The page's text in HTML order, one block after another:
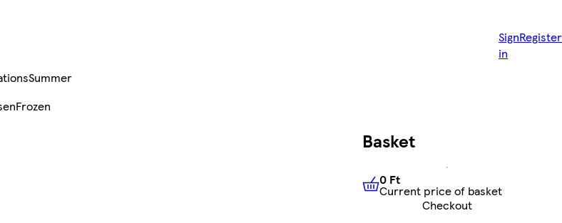
Sign
in
Register
Summer
Frozen
Basket
0 FtCurrent price of basket
0 Ft
Current price of basket
Checkout